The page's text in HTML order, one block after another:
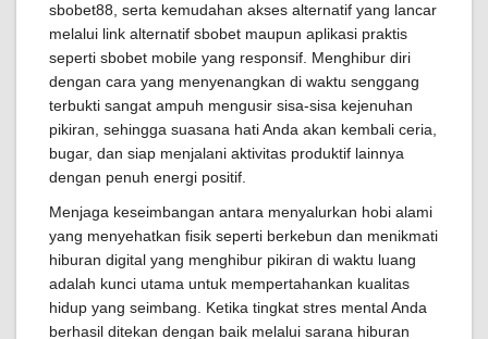
sbobet88, serta kemudahan akses alternatif yang lancar
melalui link alternatif sbobet maupun aplikasi praktis
seperti sbobet mobile yang responsif. Menghibur diri
dengan cara yang menyenangkan di waktu senggang
terbukti sangat ampuh mengusir sisa-sisa kejenuhan
pikiran, sehingga suasana hati Anda akan kembali ceria,
bugar, dan siap menjalani aktivitas produktif lainnya
dengan penuh energi positif.
Menjaga keseimbangan antara menyalurkan hobi alami
yang menyehatkan fisik seperti berkebun dan menikmati
hiburan digital yang menghibur pikiran di waktu luang
adalah kunci utama untuk mempertahankan kualitas
hidup yang seimbang. Ketika tingkat stres mental Anda
berhasil ditekan dengan baik melalui sarana hiburan